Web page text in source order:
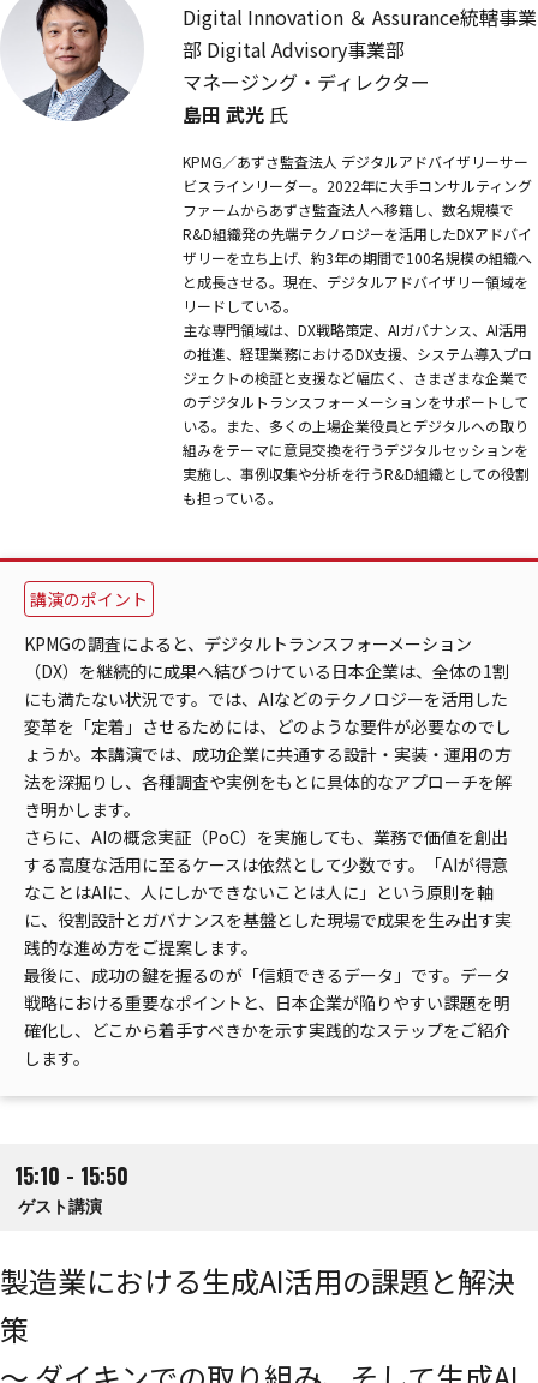
Digital Innovation ＆ Assurance統轄事業
部 Digital Advisory事業部
マネージング・ディレクター
島田 武光 氏
KPMG／あずさ監査法人 デジタルアドバイザリーサー
ビスラインリーダー。2022年に大手コンサルティング
ファームからあずさ監査法人へ移籍し、数名規模で
R&D組織発の先端テクノロジーを活用したDXアドバイ
ザリーを立ち上げ、約3年の期間で100名規模の組織へ
と成長させる。現在、デジタルアドバイザリー領域を
リードしている。
主な専門領域は、DX戦略策定、AIガバナンス、AI活用
の推進、経理業務におけるDX支援、システム導入プロ
ジェクトの検証と支援など幅広く、さまざまな企業で
のデジタルトランスフォーメーションをサポートして
いる。また、多くの上場企業役員とデジタルへの取り
組みをテーマに意見交換を行うデジタルセッションを
実施し、事例収集や分析を行うR&D組織としての役割
も担っている。
講演のポイント
KPMGの調査によると、デジタルトランスフォーメーション
（DX）を継続的に成果へ結びつけている日本企業は、全体の1割
にも満たない状況です。では、AIなどのテクノロジーを活用した
変革を「定着」させるためには、どのような要件が必要なのでし
ょうか。本講演では、成功企業に共通する設計・実装・運用の方
法を深掘りし、各種調査や実例をもとに具体的なアプローチを解
き明かします。
さらに、AIの概念実証（PoC）を実施しても、業務で価値を創出
する高度な活用に至るケースは依然として少数です。「AIが得意
なことはAIに、人にしかできないことは人に」という原則を軸
に、役割設計とガバナンスを基盤とした現場で成果を生み出す実
践的な進め方をご提案します。
最後に、成功の鍵を握るのが「信頼できるデータ」です。データ
戦略における重要なポイントと、日本企業が陥りやすい課題を明
確化し、どこから着手すべきかを示す実践的なステップをご紹介
します。
15:10 - 15:50
ゲスト講演
製造業における生成AI活用の課題と解決
策